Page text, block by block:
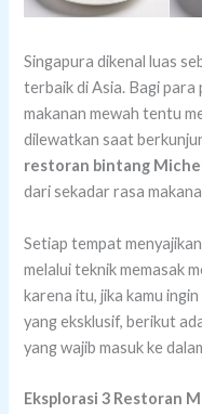
Singapura dikenal luas
terbaik di Asia. Bagi
makanan mewah tentu
dilewatkan saat
restoran bintang
dari sekadar rasa
Setiap tempat
melalui teknik memasak
karena itu, jika kamu
yang eksklusif, berikut
yang wajib masuk ke
Eksplorasi 3 Restoran